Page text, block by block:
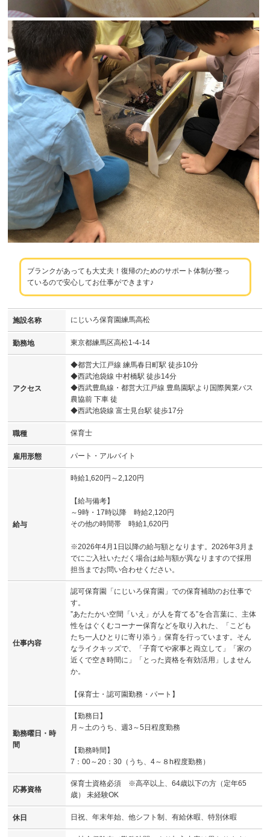
ブランクがあっても大丈夫！復帰のためのサポート体制が整っ
ているので安心してお仕事ができます♪
施設名称 にじいろ保育園練馬高松
勤務地 東京都練馬区高松1-4-14
アクセス
◆都営大江戸線 練馬春日町駅 徒歩10分
◆西武池袋線 中村橋駅 徒歩14分
◆西武豊島線・都営大江戸線 豊島園駅より国際興業バス
農協前 下車 徒
◆西武池袋線 富士見台駅 徒歩17分
職種 保育士
雇用形態 パート・アルバイト
給与
時給1,620円～2,120円
【給与備考】
～9時・17時以降 時給2,120円
その他の時間帯 時給1,620円
※2026年4月1日以降の給与額となります。2026年3月ま
でにご入社いただく場合は給与額が異なりますので採用
担当までお問い合わせください。
仕事内容
認可保育園「にじいろ保育園」での保育補助のお仕事で
す。
”あたたかい空間「いえ」が人を育てる”を合言葉に、主体
性をはぐくむコーナー保育などを取り入れた、「こども
たち一人ひとりに寄り添う」保育を行っています。そん
なライクキッズで、「子育てや家事と両立して」「家の
近くで空き時間に」「とった資格を有効活用」しません
か。
【保育士・認可園勤務・パート】
勤務曜日・時
間
【勤務日】
月～土のうち、週3～5日程度勤務
【勤務時間】
7：00～20：30（うち、4～８h程度勤務）
応募資格
保育士資格必須 ※高卒以上、64歳以下の方（定年65
歳） 未経験OK
休日 日祝、年末年始、他シフト制、有給休暇、特別休暇